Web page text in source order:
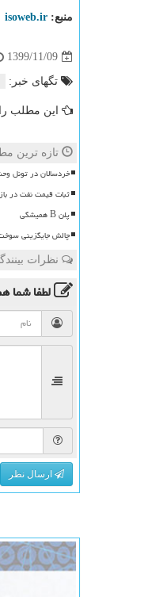
منبع: isoweb.ir
1399/11/09
تگهای خبر:
این مطلب
تازه ترین
خردسالان در تونل
ثبات قیمت نفت در
پلن B همیشگی
چالش جایگزینی
نظرات
لطفا شما
ارسال نظر